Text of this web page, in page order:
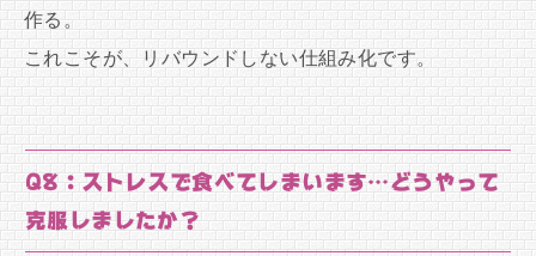
作る。
これこそが、リバウンドしない仕組み化です。
Q8：ストレスで食べてしまいます…どうやって
克服しましたか？